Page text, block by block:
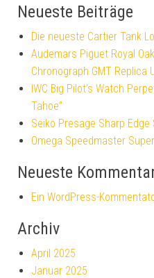
Neueste Beiträge
Die neueste Cartier Tank
Audemars Piguet Royal
Chronograph GMT Replica
IWC Big Pilot’s Watch
Tahoe“
Seiko Presage Sharp Edge
Omega Speedmaster
Neueste
Ein WordPress-
Archiv
April 2025
Januar 2025